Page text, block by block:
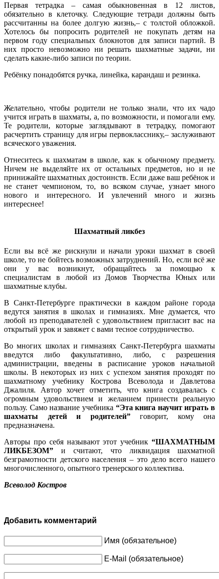
Первая тетрадка – самая обыкновенная в 12 листов,
обязательно в клеточку. Следующие тетради должны быть
рассчитанны на более долгую жизнь,– с толстой обложкой.
Хотелось бы попросить родителей не покупать детям на
первом году специальных блокнотов для записи партий. В
них просто невозможно ни решать шахматные задачи, ни
сделать какие-либо записи по теории.
Ребёнку понадобятся ручка, линейка, карандаш и резинка.
Желательно, чтобы родители не только знали, что их чадо
учится играть в шахматы, а, по возможности, и помогали ему.
Те родители, которые заглядывают в тетрадку, помогают
расчертить страницу для игры первокласснику,– заслуживают
всяческого уважения.
Отнеситесь к шахматам в школе, как к обычному предмету.
Ничем не выделяйте их от остальных предметов, но и не
принижайте шахматных достоинств. Если даже ваш ребёнок и
не станет чемпионом, то, во всяком случае, узнает много
нового и интересного. И увлечений много и жизнь
интереснее!
Шахматный ликбез
Если вы всё же рискнули и начали уроки шахмат в своей
школе, то не бойтесь возможных затруднений. Но, если всё же
они у вас возникнут, обращайтесь за помощью к
специалистам в любой из Домов Творчества Юных или
шахматные клубы.
В Санкт-Петербурге практически в каждом районе города
ведутся занятия в школах и гимназиях. Мне думается, что
любой из преподавателей с удовольствием пригласит вас на
открытый урок и завяжет с вами тесное сотрудничество.
Во многих школах и гимназиях Санкт-Петербурга шахматы
введутся либо факультативно, либо, с разрешения
администрации, введены в расписание уроков начальной
школы. В некоторых из них с успехом занятия проходят по
шахматному учебнику Кострова Всеволода и Давлетова
Джалиля. Автор хочет отметить, что книга создавалась с
огромным удовольствием и желанием принести реальную
пользу. Само название учебника “Эта книга научит играть в
шахматы детей и родителей”говорит, кому она
предназначена.
Авторы про себя называют этот учебник “ШАХМАТНЫМ
ЛИКБЕЗОМ” и считают, что ликвидация шахматной
безграмотности детского населения – это дело всего нашего
многочисленного, опытного тренерского коллектива.
Всеволод Костров
Добавить комментарий
Имя (обязательное)
E-Mail (обязательное)